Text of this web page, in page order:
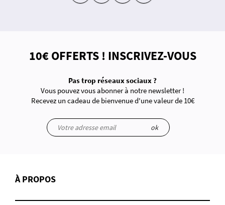
10€ OFFERTS ! INSCRIVEZ-VOUS
Pas trop réseaux sociaux ?
Vous pouvez vous abonner à notre newsletter !
Recevez un cadeau de bienvenue d'une valeur de 10€
ok
À PROPOS